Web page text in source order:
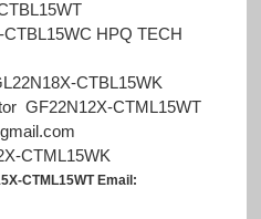
HPQ TECH
CTBL15WK
GF22N12X-CTML15WT
CTML15WK
CTML15WT Email: